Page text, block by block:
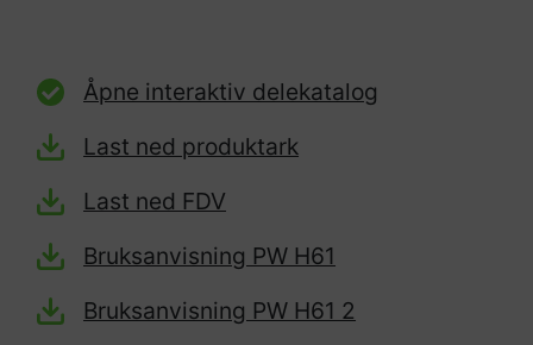
Åpne interaktiv delekatalog
Last ned produktark
Last ned FDV
Bruksanvisning PW H61
Bruksanvisning PW H61 2